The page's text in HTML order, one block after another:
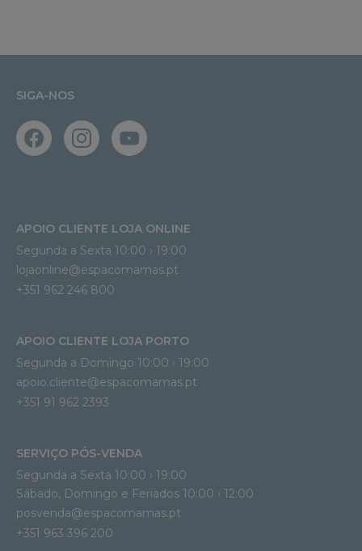
SIGA-NOS
APOIO CLIENTE LOJA ONLINE
Segunda a Sexta 10:00 › 19:00
lojaonline@espacomamas.pt
+351 962 246 800
APOIO CLIENTE LOJA PORTO
Segunda a Domingo 10:00 › 19:00
apoio.cliente@espacomamas.pt
+351 91 962 2393
SERVIÇO PÓS-VENDA
Segunda a Sexta 10:00 › 19:00
Sábado, Domingo e Feriados 10:00 › 12:00
posvenda@espacomamas.pt
+351 963 396 200